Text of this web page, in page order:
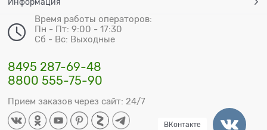
Время работы операторов:
Пн - Пт: 9:00 - 17:30
Сб - Вс: Выходные
8495 287-69-48
8800 555-75-90
Прием заказов через сайт: 24/7
ВКонтакте